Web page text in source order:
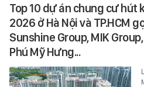
Top 10 dự án chung cư hút
2026 ở Hà Nội và TP.HCM
Sunshine Group, MIK
Phú Mỹ Hưng...